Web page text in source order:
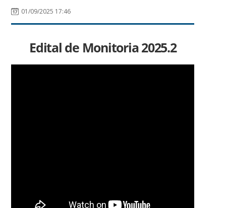
01/09/2025 17:46
Edital de Monitoria 2025.2